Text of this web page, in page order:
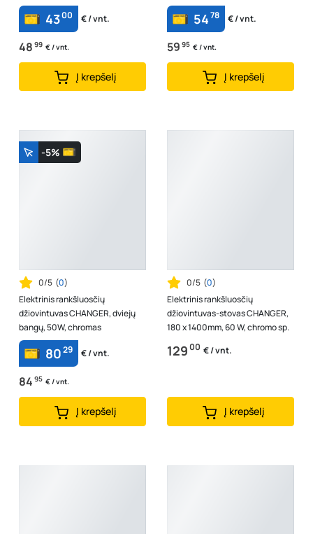
4300 € / vnt.
48 99 € / vnt.
Į krepšelį
5478 € / vnt.
59 95 € / vnt.
Į krepšelį
-5%
0/5 (0)
Elektrinis rankšluosčių
džiovintuvas CHANGER, dviejų
bangų, 50W, chromas
8029 € / vnt.
84 95 € / vnt.
Į krepšelį
0/5 (0)
Elektrinis rankšluosčių
džiovintuvas-stovas CHANGER,
180 x 1400mm, 60 W, chromo sp.
12900 € / vnt.
Į krepšelį